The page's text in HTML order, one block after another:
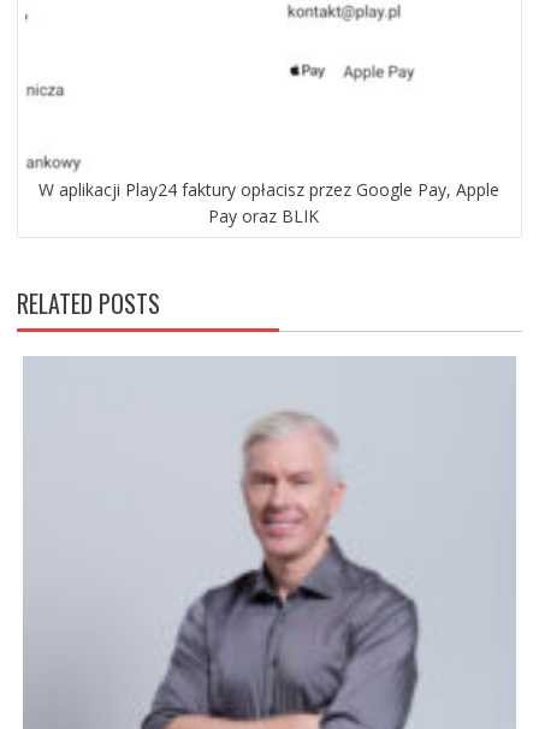
W aplikacji Play24 faktury opłacisz przez Google Pay, Apple
Pay oraz BLIK
RELATED POSTS